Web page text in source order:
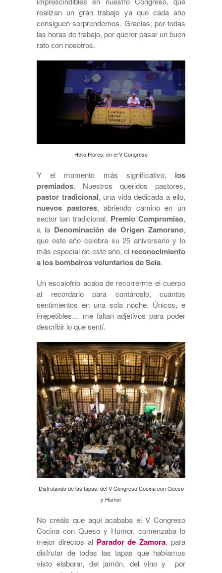
realizan un gran trabajo ya que cada año
consiguen sorprendernos. Gracias, por todas
las horas de trabajo, por querer pasar un buen
rato con nosotros.
Helio Flores, en el V Congreso
Y el momento más significativo, los
premiados. Nuestros queridos pastores,
pastor tradicional, una vida dedicada a ello,
nuevos pastores, abriendo camino en un
sector tan tradicional. Premio Compromiso,
a la Denominación de Origen Zamorano,
que este año celebra su 25 aniversario y lo
más especial de este año, el reconocimiento
a los bombeiros voluntarios de Seia.
Un escalofrío acaba de recorrerme el cuerpo
al recordarlo para contároslo, cuántos
sentimientos en una sola noche. Únicos, e
irrepetibles… me faltan adjetivos para poder
describir lo que sentí.
Disfrutando de las tapas, del V Congreso Cocina con Queso
y Humor
No creáis que aquí acababa el V Congreso
Cocina con Queso y Humor, comenzaba lo
mejor directos al Parador de Zamora, para
disfrutar de todas las tapas que habíamos
visto elaborar, del jamón, del vino y por